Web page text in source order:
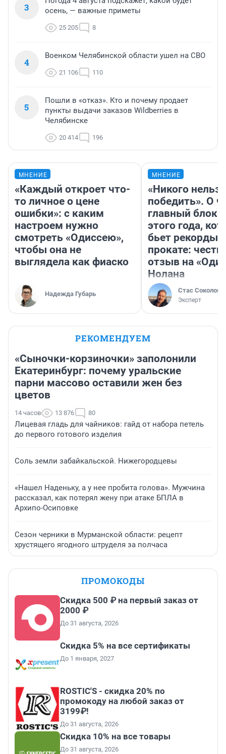
3
осень, — важные приметы
25 205 8
4
Военком Челябинской области ушел на СВО
21 106 110
5
Пошли в «отказ». Кто и почему продает
пункты выдачи заказов Wildberries в
Челябинске
20 414 196
МНЕНИЕ
«Каждый откроет что-
то личное о цене
ошибки»: с каким
настроем нужно
смотреть «Одиссею»,
чтобы она не
выглядела как фиаско
Надежда Губарь
МНЕНИЕ
«Никого нельзя
победить». О
главный
этого года,
бьет рекорды в
прокате:
отзыв на
Нолана
Стас Соколов
Эксперт
РЕКОМЕНДУЕМ
«Сыночки-корзиночки» заполонили
Екатеринбург: почему уральские
парни массово оставили жен без
цветов
14 часов 13 876 80
Лицевая гладь для чайников: гайд от набора петель
до первого готового изделия
Соль земли забайкальской. Нижегородцевы
«Нашел Наденьку, а у нее пробита голова». Мужчина
рассказал, как потерял жену при атаке БПЛА в
Архипо-Осиповке
Сезон черники в Мурманской области: рецепт
хрустящего ягодного штруделя за полчаса
ПРОМОКОДЫ
Скидка 500 ₽ на первый заказ от
2000 ₽
До 31 августа, 2026
Скидка 5% на все сертификаты
До 1 января, 2027
ROSTIC'S - скидка 20% по
промокоду на любой заказ от
3199₽!
До 31 августа, 2026
Скидка 10% на все товары
До 31 августа, 2026